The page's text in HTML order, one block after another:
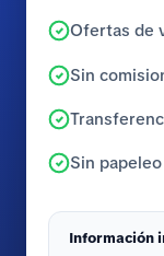
Ofertas de
Sin
Sin
Información